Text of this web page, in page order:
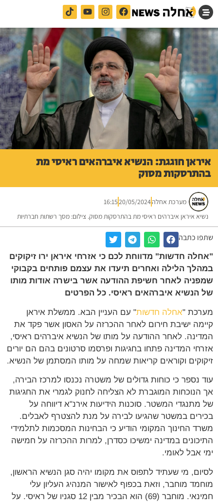
איראן חוגגת: הנשיא איברהאים ראיסי מת
בהתרסקות מסוק
מערכת אחלה20/05/2024
16:15
נשיא איראן איברהים ראיסי מת בהתרסקות מסוק. צילום: מסך רשתות חברתיות
שתפו כתבה
"אחלה חדשות" מדווחת לכם כי אזרחי איראן ירו זיקוקים
במהלך הלילה ואחרים תיעדו את עצמם פותחים בקבוקי
שמפניה לאחר חשיפת ההודעה אשר בישרה אודות מותו
של הנשיא איברהאים ראיסי. כל הפרטים
מערכת "אחלה חדשות" עם העניין הבא. ממשלת איראן
קיימה ישיבת חירום לאחר ההכרזה על האסון אשר פקד את
המדינה. לאחר ההודעה על מותו של הנשיא איברהים ראיסי,
אזרחי המדינה פתחו בחגיגות ופרסמו סרטונים בהם הם יורים
זיקוקים וקוראים קריאות שמחה על מותו המסתמן של הנשיא.
עוד נספר כי כוחות גדולים של משטרה נכנסו למרכז הבירה,
אך הנוכחות המוגברת לא הצליחה לחנוק לגמרי את החגיגות
של מתנגדי המשטר. סוכנות הידיעות אירנ"א דיווחה על
בכירים במשטר שהגיעו לבירה על מנת להצטרף לאבלים.
משרד החינוך המקומי הודיע כי הבחינות המסכמות לתלמידי
התיכונים במדינה ימשיכו כסדרן, למרות ההכרזה על חמישה
ימי אבל לאומי.
לסיום, מי שעתיד לתפוס את מקומו יהיה סגן הנשיא הראשון,
מוחמד מוחבר, וזאת בכפוף לאישור המנהיג העליון עלי
חמינאי. מוחבר (69) הוא הבכיר מבין 12 סגניו של ראיסי. על